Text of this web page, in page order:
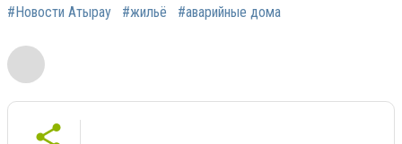
#Новости Атырау #жильё #аварийные дома